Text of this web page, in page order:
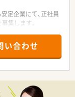
定企業にて、正社員
集します。
です。
から500万円を提示
す。
円滑なコミュニケー
います。
い合わせ